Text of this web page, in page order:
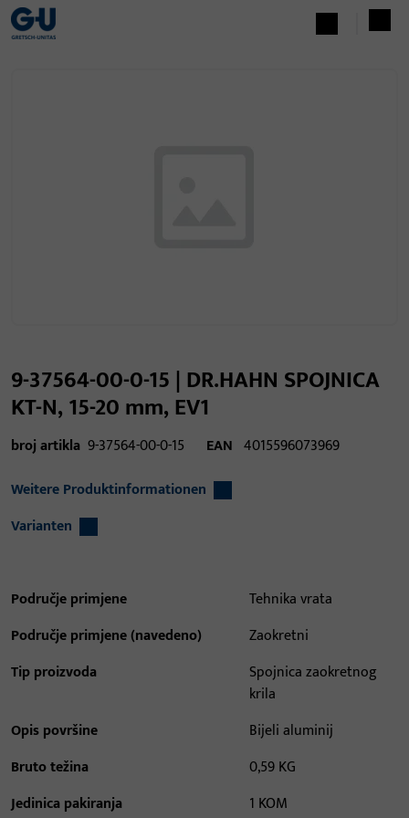
9-37564-00-0-15 | DR.HAHN SPOJNICA
KT-N, 15-20 mm, EV1
broj artikla 9-37564-00-0-15 EAN 4015596073969
Weitere Produktinformationen
Varianten
Područje primjene
Tehnika vrata
Područje primjene (navedeno)
Zaokretni
Tip proizvoda
Spojnica zaokretnog
krila
Opis površine
Bijeli aluminij
Bruto težina
0,59 KG
Jedinica pakiranja
1 KOM